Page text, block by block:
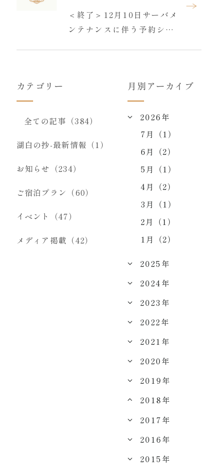
＜終了＞12月10日サーバメ
ンテナンスに伴う予約シス
カテゴリー
全ての記事（384）
湖白の抄‐最新情報（1）
お知らせ（234）
ご宿泊プラン（60）
イベント（47）
メディア掲載（42）
月別アーカイブ
2026年
7月（1）
6月（2）
5月（1）
4月（2）
3月（1）
2月（1）
1月（2）
2025年
2024年
2023年
2022年
2021年
2020年
2019年
2018年
2017年
2016年
2015年